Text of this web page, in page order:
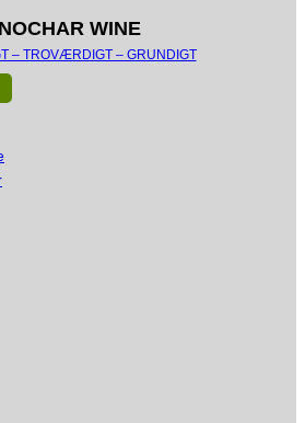
WINE
– TROVÆRDIGT – GRUNDIGT